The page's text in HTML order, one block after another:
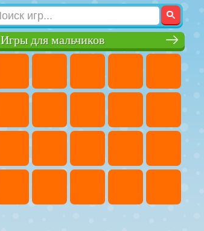
Игры для мальчиков